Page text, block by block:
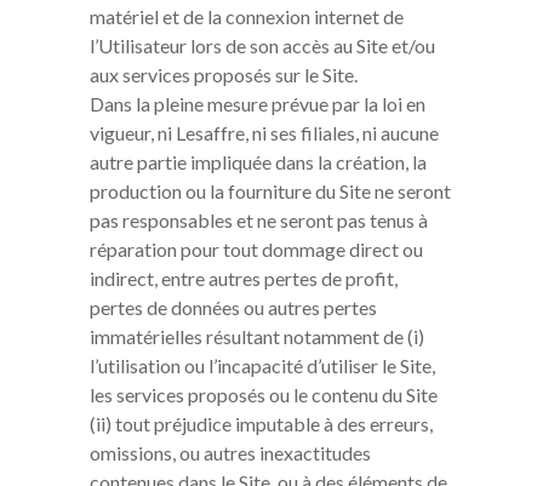
matériel et de la connexion internet de
l’Utilisateur lors de son accès au Site et/ou
aux services proposés sur le Site.
Dans la pleine mesure prévue par la loi en
vigueur, ni Lesaffre, ni ses filiales, ni aucune
autre partie impliquée dans la création, la
production ou la fourniture du Site ne seront
pas responsables et ne seront pas tenus à
réparation pour tout dommage direct ou
indirect, entre autres pertes de profit,
pertes de données ou autres pertes
immatérielles résultant notamment de (i)
l’utilisation ou l’incapacité d’utiliser le Site,
les services proposés ou le contenu du Site
(ii) tout préjudice imputable à des erreurs,
omissions, ou autres inexactitudes